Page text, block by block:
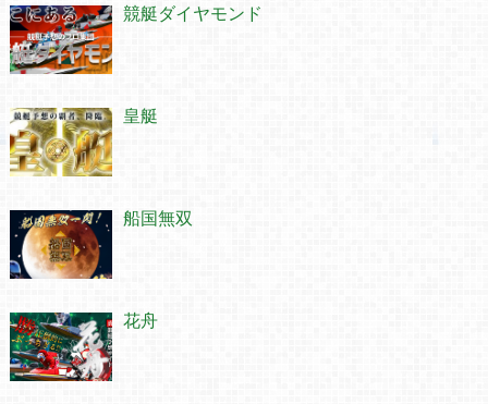
競艇ダイヤモンド
皇艇
船国無双
花舟